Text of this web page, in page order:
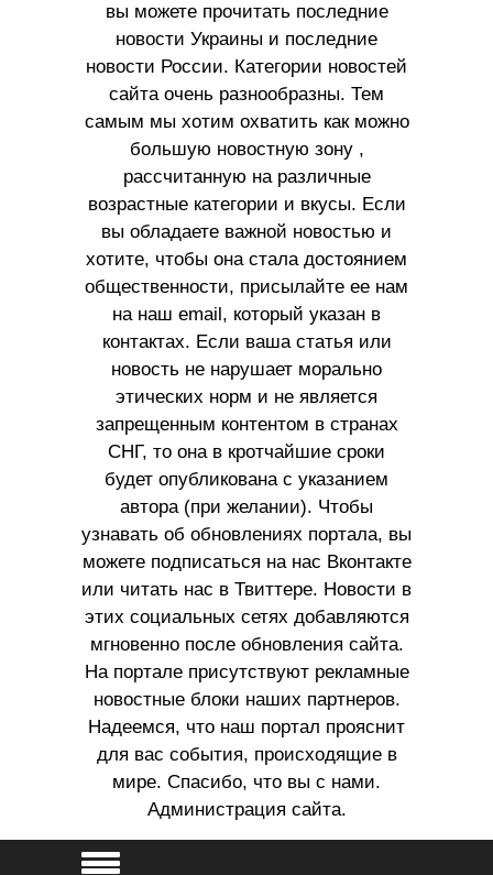
вы можете прочитать последние
новости Украины и последние
новости России. Категории новостей
сайта очень разнообразны. Тем
самым мы хотим охватить как можно
большую новостную зону ,
рассчитанную на различные
возрастные категории и вкусы. Если
вы обладаете важной новостью и
хотите, чтобы она стала достоянием
общественности, присылайте ее нам
на наш email, который указан в
контактах. Если ваша статья или
новость не нарушает морально
этических норм и не является
запрещенным контентом в странах
СНГ, то она в кротчайшие сроки
будет опубликована с указанием
автора (при желании). Чтобы
узнавать об обновлениях портала, вы
можете подписаться на нас Вконтакте
или читать нас в Твиттере. Новости в
этих социальных сетях добавляются
мгновенно после обновления сайта.
На портале присутствуют рекламные
новостные блоки наших партнеров.
Надеемся, что наш портал прояснит
для вас события, происходящие в
мире. Спасибо, что вы с нами.
Администрация сайта.